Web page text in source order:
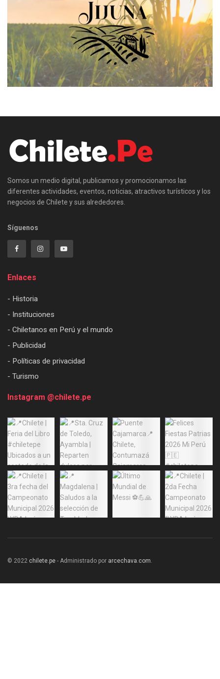
Somos un medio digital, publicamos y promocionamos las
diferentes actividades, eventos, noticias, atractivos turísticos y los
negocios de Chilete y sus alrededores.
Síguenos
Enlaces
- Historia
- Instituciones
- Chiletanos en Perú y el mundo
- Publicidad
- Políticas de privacidad
- Turismo
Instagram @chilete.pe
© 2022 chilete.pe - Administrado por arcechava.com